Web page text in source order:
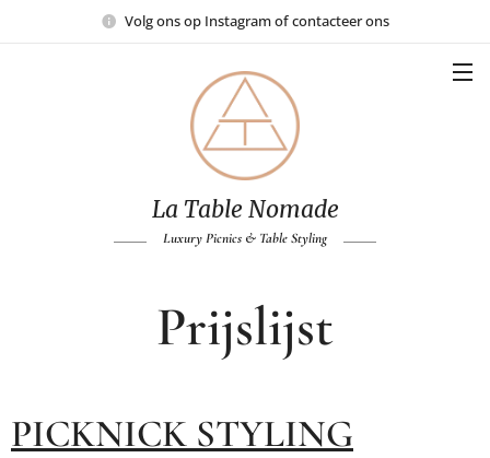
Volg ons op Instagram of contacteer ons
La Table Nomade
Luxury Picnics & Table Styling
Prijslijst
PICKNICK STYLING